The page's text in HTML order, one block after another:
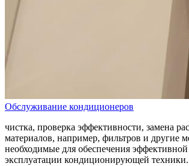
Обслуживание кондиционеров
чистка, проверка эффективности, замена
материалов, например, фильтров и другие
необходимые для обеспечения
эксплуатации кондиционирующей техники.